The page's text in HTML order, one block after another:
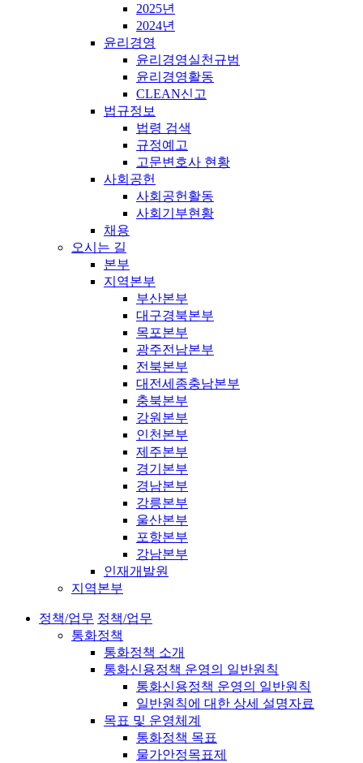
2025년
2024년
윤리경영
윤리경영실천규범
윤리경영활동
CLEAN신고
법규정보
법령 검색
규정예고
고문변호사 현황
사회공헌
사회공헌활동
사회기부현황
채용
오시는 길
본부
지역본부
부산본부
대구경북본부
목포본부
광주전남본부
전북본부
대전세종충남본부
충북본부
강원본부
인천본부
제주본부
경기본부
경남본부
강릉본부
울산본부
포항본부
강남본부
인재개발원
지역본부
정책/업무 정책/업무
통화정책
통화정책 소개
통화신용정책 운영의 일반원칙
통화신용정책 운영의 일반원칙
일반원칙에 대한 상세 설명자료
목표 및 운영체계
통화정책 목표
물가안정목표제